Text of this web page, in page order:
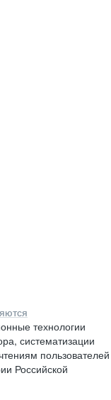
технологии
систематизации
пользователей
Российской